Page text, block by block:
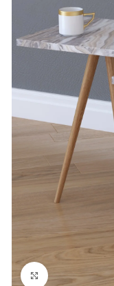
Click to enlarge